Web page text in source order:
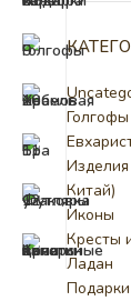
Голгофы
Китай)
Иконы
Кресты
Ладан